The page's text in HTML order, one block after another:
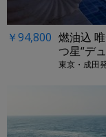
￥94,800 燃油込
つ星“デ
東京・成田